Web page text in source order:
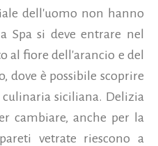
dell'uomo non hanno
Spa si deve entrare nel
al fiore dell'arancio e del
dove è possibile scoprire
siciliana. Delizia
cambiare, anche per la
vetrate riescono a